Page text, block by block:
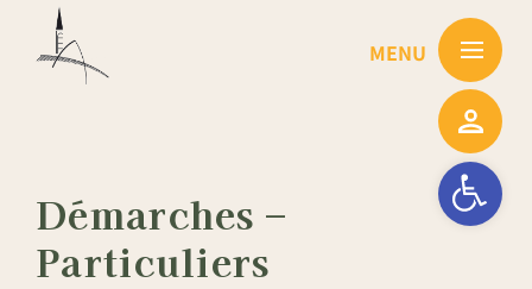
Ouvrir la
Démarches –
Particuliers